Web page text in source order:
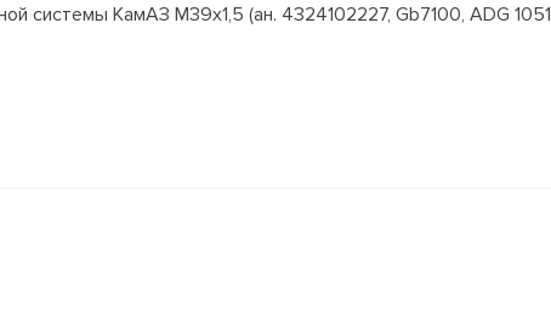
системы КамАЗ M39x1,5 (ан. 4324102227, Gb7100, ADG 1051